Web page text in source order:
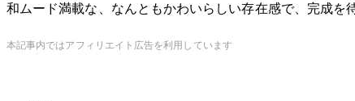
和ムード満載な、なんともかわいらしい存在感で、完成を
本記事内ではアフィリエイト広告を利用しています